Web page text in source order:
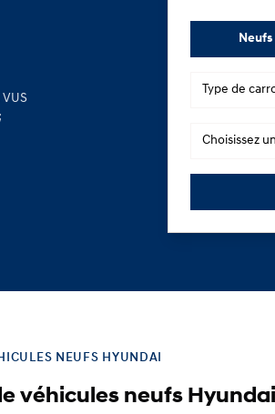
Neufs
Type de
Choisissez
NEUFS HYUNDAI
véhicules neufs